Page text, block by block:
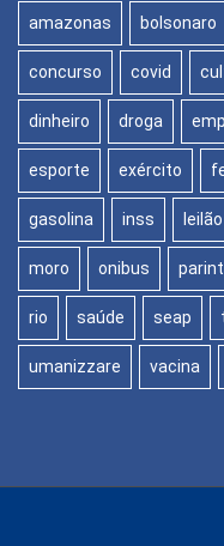
amazonas bolsonaro
concurso covid
dinheiro droga
esporte exército
gasolina inss leilão
moro onibus
rio saúde seap
umanizzare vacina